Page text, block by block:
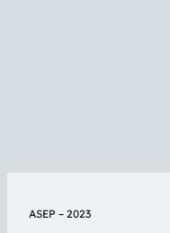
ASEP – 2023